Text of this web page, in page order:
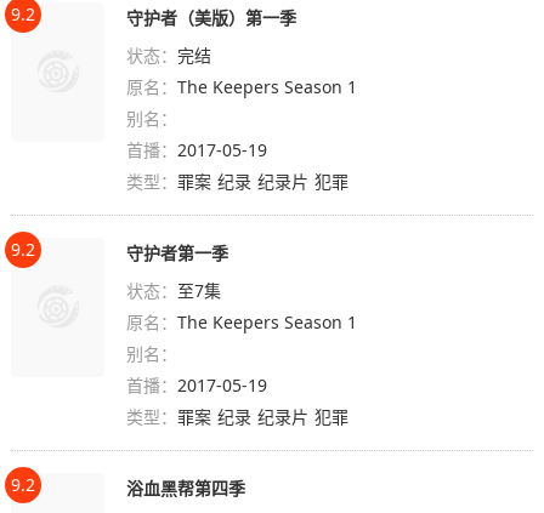
9.2
守护者（美版）第一季
状态：完结
原名：The Keepers Season 1
别名：
首播：2017-05-19
类型：罪案 纪录 纪录片 犯罪
9.2
守护者第一季
状态： 至7集
原名：The Keepers Season 1
别名：
首播：2017-05-19
类型：罪案 纪录 纪录片 犯罪
9.2
浴血黑帮第四季